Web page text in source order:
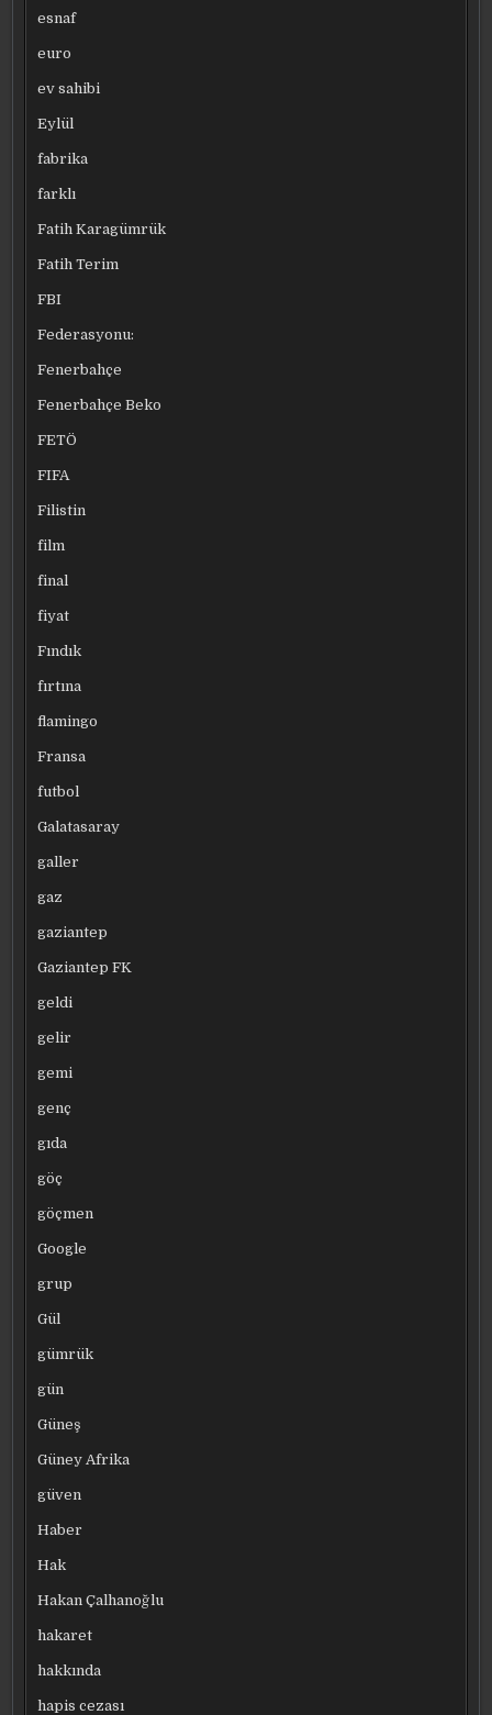
esnaf
euro
ev sahibi
Eylül
fabrika
farklı
Fatih Karagümrük
Fatih Terim
FBI
Federasyonu:
Fenerbahçe
Fenerbahçe Beko
FETÖ
FIFA
Filistin
film
final
fiyat
Fındık
fırtına
flamingo
Fransa
futbol
Galatasaray
galler
gaz
gaziantep
Gaziantep FK
geldi
gelir
gemi
genç
gıda
göç
göçmen
Google
grup
Gül
gümrük
gün
Güneş
Güney Afrika
güven
Haber
Hak
Hakan Çalhanoğlu
hakaret
hakkında
hapis cezası